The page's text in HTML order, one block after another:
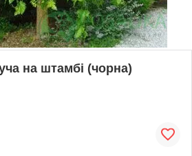
на штамбі (чорна)